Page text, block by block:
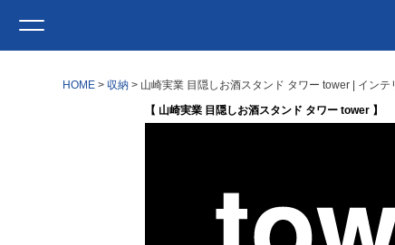
HOME 収納
山崎実業 目隠しお酒スタンド タワー tower | イン
【 山崎実業 目隠しお酒スタンド タワー tower 】